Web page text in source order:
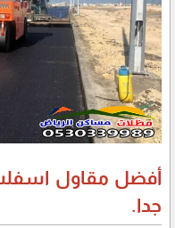
أفضل مقاول
جدا.